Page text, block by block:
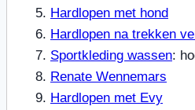
Hardlopen met hond
Hardlopen na trekken
Sportkleding wassen:
Renate Wennemars
Hardlopen met Evy